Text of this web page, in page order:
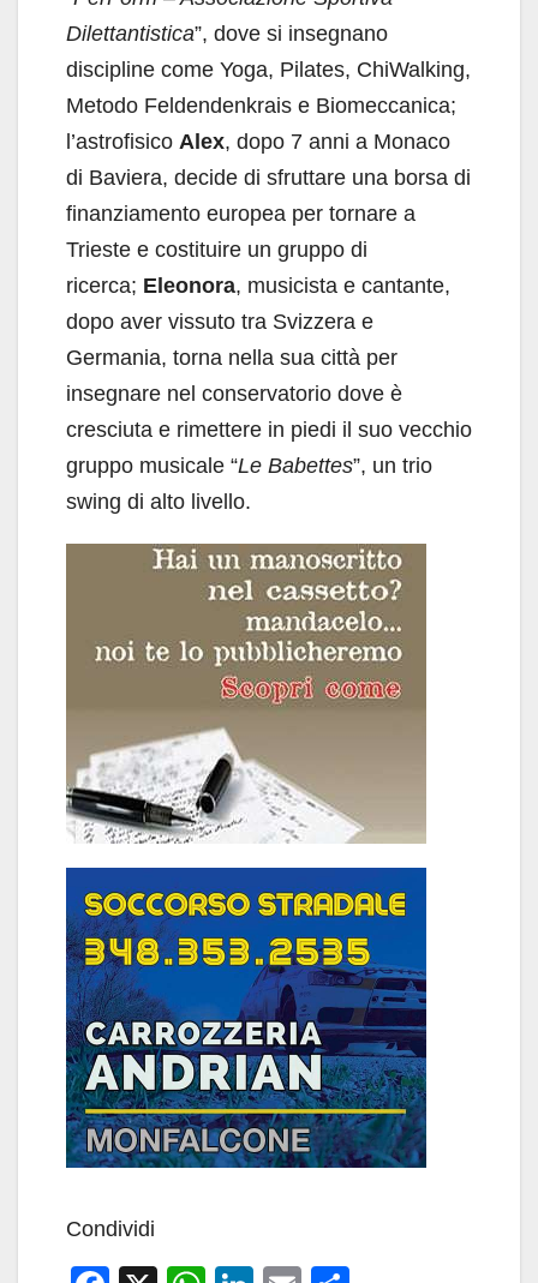
Dilettantistica”, dove si insegnano
discipline come Yoga, Pilates, ChiWalking,
Metodo Feldendenkrais e Biomeccanica;
l’astrofisico Alex, dopo 7 anni a Monaco
di Baviera, decide di sfruttare una borsa di
finanziamento europea per tornare a
Trieste e costituire un gruppo di
ricerca; Eleonora, musicista e cantante,
dopo aver vissuto tra Svizzera e
Germania, torna nella sua città per
insegnare nel conservatorio dove è
cresciuta e rimettere in piedi il suo vecchio
gruppo musicale “Le Babettes”, un trio
swing di alto livello.
Condividi